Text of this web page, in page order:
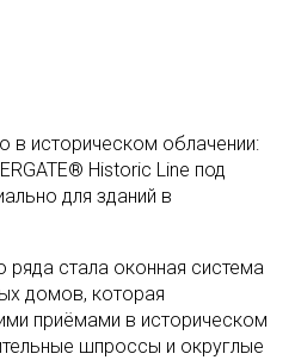
в историческом облачении:
Historic Line под
для зданий в
ряда стала оконная система
домов, которая
приёмами в историческом
шпроссы и округлые